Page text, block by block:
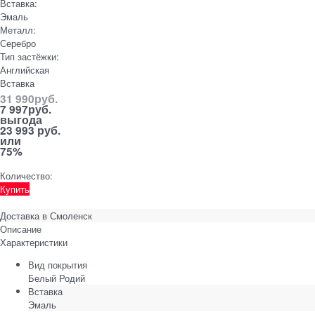
Вставка:
Эмаль
Металл:
Серебро
Тип застёжки:
Английская
Вставка
31 990руб.
7 997руб.
выгода
23 993 руб.
или
75%
Количество:
Купить
Доставка в Смоленск
Описание
Характеристики
Вид покрытия
Белый Родий
Вставка
Эмаль